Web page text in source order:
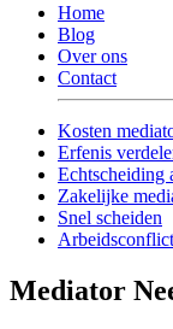
Home
Blog
Over ons
Contact
Kosten
Erfenis
Echtscheiding
Zakelijke
Snel scheiden
Arbeidsconflict
Mediator